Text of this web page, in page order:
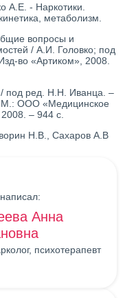
А.Е. - Наркотики.
метаболизм.
вопросы и
/ А.И. Головко; под
во «Артиком», 2008.
/ под ред. Н.Н. Иванца. –
М.: ООО «Медицинское
– 944 с.
Н.В., Сахаров А.В
Анна
психотерапевт